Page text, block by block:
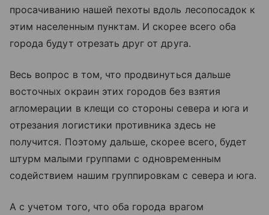
просачиванию нашей пехоты вдоль лесопосадок к
этим населенным пунктам. И скорее всего оба
города будут отрезать друг от друга.
Весь вопрос в том, что продвинуться дальше
восточных окраин этих городов без взятия
агломерации в клещи со стороны севера и юга и
отрезания логистики противника здесь не
получится. Поэтому дальше, скорее всего, будет
штурм малыми группами с одновременным
содействием нашим группировкам с севера и юга.
А с учетом того, что оба города врагом